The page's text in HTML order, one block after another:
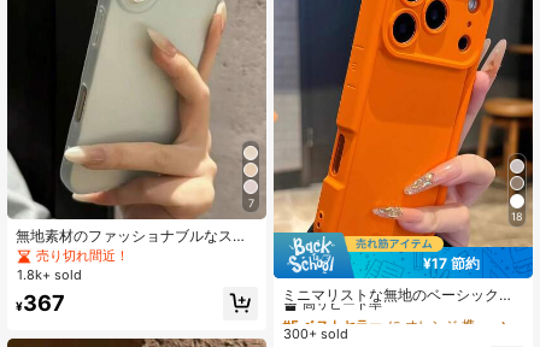
7
無地素材のファッショナブルなスマ
ホケース、TPUマット超薄型透明ス
マホケース、iPhone 17/16/15/14 Pr
透明耐衝撃超薄型TPUバックカバ
売り切れ間近！
1.8k+ sold
¥367
18
¥17 節約
ミニマリストな無地のベーシックな
マット仕上げの耐衝撃オレンジのAp
pleスマホケース。カメラレンズ保護
#5 ベストセラー
に オレンジ 携帯電話ケース
高リピート率
#5 ベストセラー
高リピート率
#5 ベストセラー
高リピート率
300+ sold